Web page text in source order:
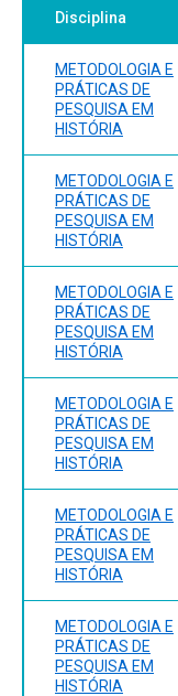
Disciplina
METODOLOGIA E
PRÁTICAS DE
PESQUISA EM
HISTÓRIA
METODOLOGIA E
PRÁTICAS DE
PESQUISA EM
HISTÓRIA
METODOLOGIA E
PRÁTICAS DE
PESQUISA EM
HISTÓRIA
METODOLOGIA E
PRÁTICAS DE
PESQUISA EM
HISTÓRIA
METODOLOGIA E
PRÁTICAS DE
PESQUISA EM
HISTÓRIA
METODOLOGIA E
PRÁTICAS DE
PESQUISA EM
HISTÓRIA